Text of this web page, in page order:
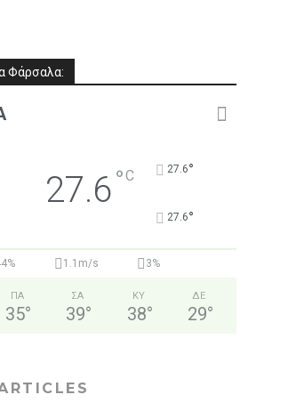
Φάρσαλα:
27.6°C 27.6°
27.6°
1.1m/s 3%
ΠΑ
35°
ΣΑ
39°
ΚΥ
38°
ΔΕ
29°